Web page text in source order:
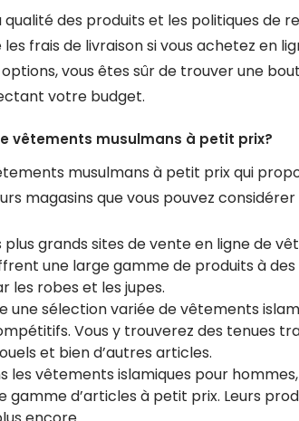
qualité des produits et les politiques de
frais de livraison si vous achetez en
vous êtes sûr de trouver une
votre budget.
vêtements musulmans à petit prix?
musulmans à petit prix qui
magasins que vous pouvez considérer
plus grands sites de vente en ligne de
une large gamme de produits à
les robes et les jupes.
une sélection variée de vêtements
Vous y trouverez des tenues
et bien d’autres articles.
les vêtements islamiques pour
gamme d’articles à petit prix. Leurs